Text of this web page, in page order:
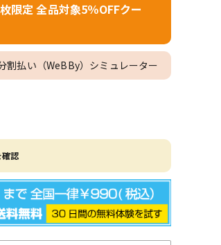
限定 全品対象5％OFFクー
割払い（WeBBy）シミュレーター
認